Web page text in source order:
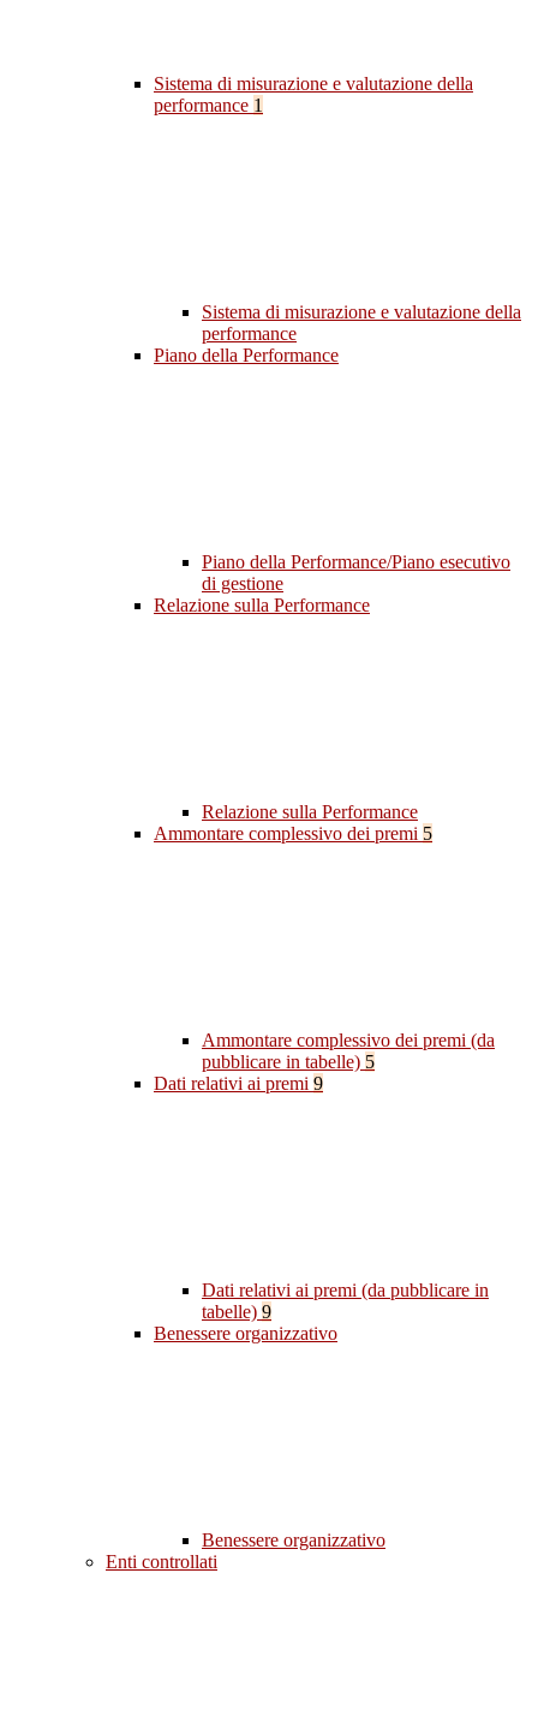
Sistema di misurazione e valutazione della
performance 1
Sistema di misurazione e valutazione della
performance
Piano della Performance
Piano della Performance/Piano esecutivo
di gestione
Relazione sulla Performance
Relazione sulla Performance
Ammontare complessivo dei premi 5
Ammontare complessivo dei premi (da
pubblicare in tabelle) 5
Dati relativi ai premi 9
Dati relativi ai premi (da pubblicare in
tabelle) 9
Benessere organizzativo
Benessere organizzativo
Enti controllati